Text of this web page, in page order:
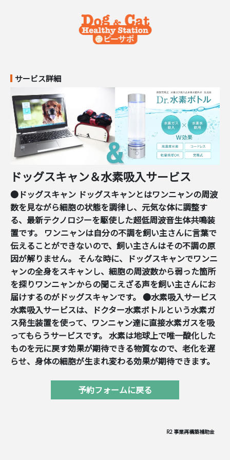
サービス詳細
ドッグスキャン＆水素吸入サービス
●ドッグスキャン ドッグスキャンとはワンニャンの周波
数を見ながら細胞の状態を調律し、元気な体に調整す
る、最新テクノロジーを駆使した超低周波音生体共鳴装
置です。 ワンニャンは自分の不調を飼い主さんに言葉で
伝えることができないので、飼い主さんはその不調の原
因が解りません。 そんな時に、ドッグスキャンでワンニ
ャンの全身をスキャンし、細胞の周波数から弱った箇所
を探りワンニャンからの聞こえざる声を飼い主さんにお
届けするのがドッグスキャンです。 ●水素吸入サービス
水素吸入サービスは、ドクター水素ボトルという水素ガ
ス発生装置を使って、ワンニャン達に直接水素ガスを吸
ってもらうサービスです。 水素は地球上で唯一酸化した
ものを元に戻す効果が期待できる物質なので、老化を遅
らせ、身体の細胞が生まれ変わる効果が期待できます。
予約フォームに戻る
R2 事業再構築補助金